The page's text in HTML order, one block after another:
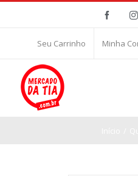
Seu Carrinho Minha